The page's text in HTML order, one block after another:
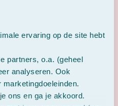
ervaring op de site hebt
partners, o.a. (geheel
analyseren. Ook
ons en ga je akkoord.
rode klaver wordt
strenge kwaliteitsnormen
en verwerkt in Europese
GMP-faciliteiten – voor
een constante, zuivere en